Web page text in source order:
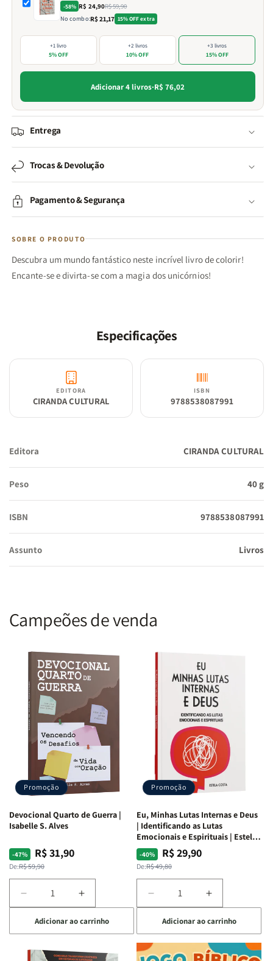
-58% R$ 24,90R$ 59,90
No combo:R$ 21,17 15% OFF extra
+1 livro
5% OFF
+2 livros
10% OFF
+3 livros
15% OFF
Adicionar 4 livros·R$ 76,02
Entrega
Trocas & Devolução
Pagamento & Segurança
SOBRE O PRODUTO
Descubra um mundo fantástico neste incrível livro de colorir!
Encante-se e divirta-se com a magia dos unicórnios!
Especificações
EDITORA
CIRANDA CULTURAL
ISBN
9788538087991
Editora CIRANDA CULTURAL
Peso 40 g
ISBN 9788538087991
Assunto Livros
Campeões de venda
Promoção
Devocional Quarto de Guerra |
Isabelle S. Alves
-47%
Preço
normal
De:R$ 59,90
Preço
promocional
R$ 31,90
Diminuir
a
quantidade
de
Devocional
Aumentar
a
quantidade
de
Devocional
Adicionar ao carrinho
Promoção
Eu, Minhas Lutas Internas e Deus
| Identificando as Lutas
Emocionais e Espirituais | Estela
Costa
-40%
Preço
normal
De:R$ 49,80
Preço
promocional
R$ 29,90
Diminuir
a
quantidade
de
Eu,
Aumentar
a
quantidade
de
Eu,
Adicionar ao carrinho